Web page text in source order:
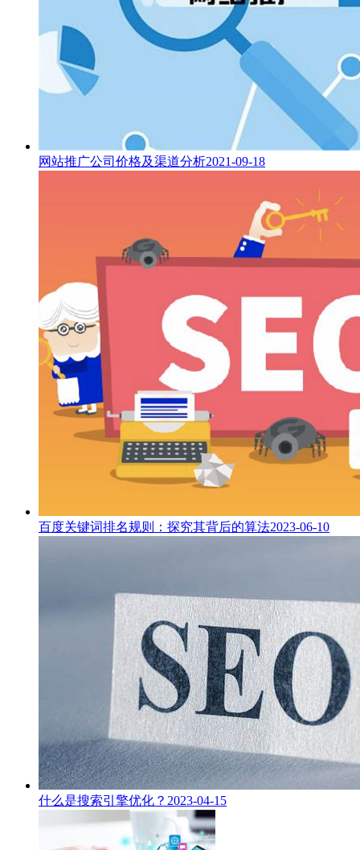
网站推广公司价格及渠道分析2021-09-18
百度关键词排名规则：探究其背后的算法2023-06-10
什么是搜索引擎优化？ 2023-04-15